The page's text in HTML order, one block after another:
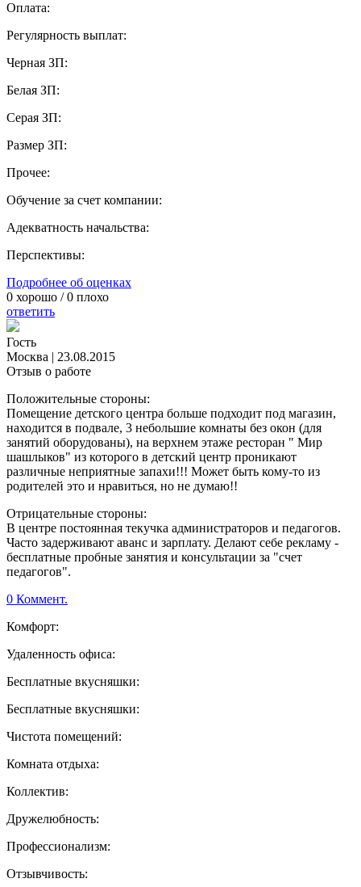
Оплата:
Регулярность выплат:
Черная ЗП:
Белая ЗП:
Серая ЗП:
Размер ЗП:
Прочее:
Обучение за счет компании:
Адекватность начальства:
Перспективы:
Подробнее об оценках
0 хорошо /0 плохо
ответить
Гость
Москва | 23.08.2015
Отзыв о работе
Положительные стороны:
Помещение детского центра больше подходит под магазин,
находится в подвале, 3 небольшие комнаты без окон (для
занятий оборудованы), на верхнем этаже ресторан " Мир
шашлыков" из которого в детский центр проникают
различные неприятные запахи!!! Может быть кому-то из
родителей это и нравиться, но не думаю!!
Отрицательные стороны:
В центре постоянная текучка администраторов и педагогов.
Часто задерживают аванс и зарплату. Делают себе рекламу -
бесплатные пробные занятия и консультации за "счет
педагогов".
0 Коммент.
Комфорт:
Удаленность офиса:
Бесплатные вкусняшки:
Бесплатные вкусняшки:
Чистота помещений:
Комната отдыха:
Коллектив:
Дружелюбность:
Профессионализм:
Отзывчивость: